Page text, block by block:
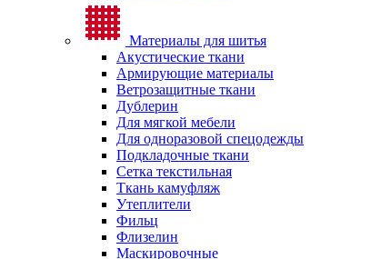
Материалы для шитья
Акустические ткани
Армирующие материалы
Ветрозащитные ткани
Дублерин
Для мягкой мебели
Для одноразовой спецодежды
Подкладочные ткани
Сетка текстильная
Ткань камуфляж
Утеплители
Фильц
Флизелин
Маскировочные